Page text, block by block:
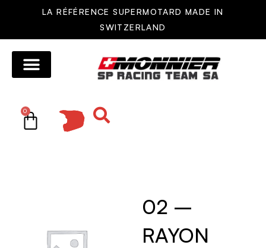
LA RÉFÉRENCE SUPERMOTARD MADE IN
SWITZERLAND
0
02 –
RAYON